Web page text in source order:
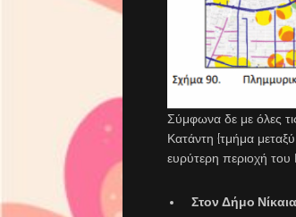
Σύμφωνα δε με όλες
Κατάντη {τμήμα
ευρύτερη περιοχή του
Στον Δήμο